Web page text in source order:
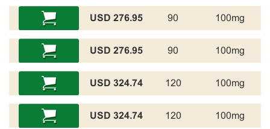
100mg
90
276.95 USD
100mg
90
276.95 USD
100mg
120
324.74 USD
100mg
120
324.74 USD